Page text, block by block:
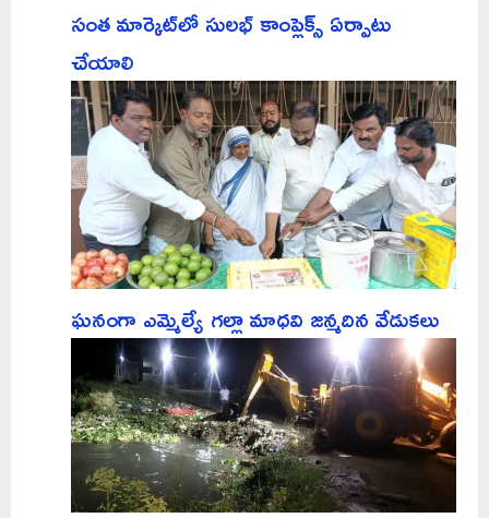
సంత మార్కెట్‌లో సులభ్ కాంప్లెక్స్ ఏర్పాటు
చేయాలి
ఘనంగా ఎమ్మెల్యే గల్లా మాధవి జన్మదిన వేడుకలు